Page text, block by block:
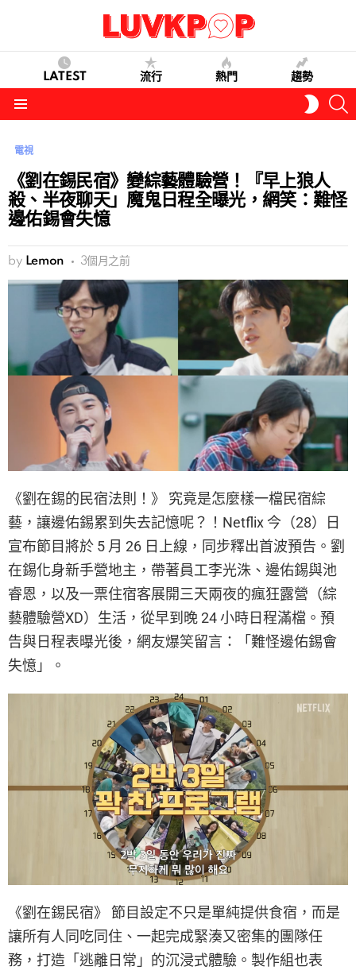
LATEST 流行 熱門 趨勢
SKIN
電視
《劉在錫民宿》變綜藝體驗營！『早上狼人
殺、半夜聊天」魔鬼日程全曝光，網笑：難怪
邊佑錫會失憶
by Lemon 3個月之前
《劉在錫的民宿法則！》 究竟是怎麼樣一檔民宿綜
藝，讓邊佑錫累到失去記憶呢？！Netflix 今（28）日
宣布節目將於 5 月 26 日上線，同步釋出首波預告。劉
在錫化身新手營地主，帶著員工李光洙、邊佑錫與池
睿恩，以及一票住宿客展開三天兩夜的瘋狂露營（綜
藝體驗營XD）生活，從早到晚 24 小時日程滿檔。預
告與日程表曝光後，網友爆笑留言：「難怪邊佑錫會
失憶」。
《劉在錫民宿》 節目設定不只是單純提供食宿，而是
讓所有人同吃同住、一起完成緊湊又密集的團隊任
務，打造「逃離日常」的沉浸式體驗。製作組也表